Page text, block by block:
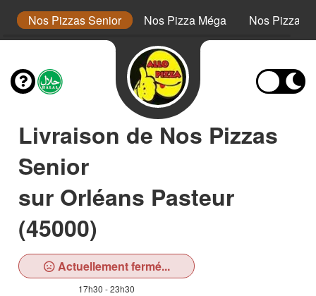
Nos Pizzas Senior Nos Pizza Méga Nos Pizzas
Livraison de Nos Pizzas
Senior
sur Orléans Pasteur
(45000)
Actuellement fermé...
17h30 - 23h30